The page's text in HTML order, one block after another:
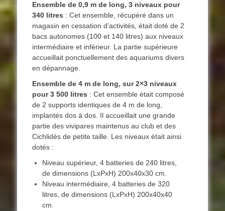
Ensemble de 0,9 m de long, 3 niveaux pour
340 litres : Cet ensemble, récupéré dans un
magasin en cessation d’activités, était doté de 2
bacs autonomes (100 et 140 litres) aux niveaux
intermédiaire et inférieur. La partie supérieure
accueillait ponctuellement des aquariums divers
en dépannage.
Ensemble de 4 m de long, sur 2×3 niveaux
pour 3 500 litres : Cet ensemble était composé
de 2 supports identiques de 4 m de long,
implantés dos à dos. Il accueillait une grande
partie des vivipares maintenus au club et des
Cichlidés de petite taille. Les niveaux était ainsi
dotés :
Niveau supérieur, 4 batteries de 240 litres,
de dimensions (LxPxH) 200x40x30 cm.
Niveau intermédiaire, 4 batteries de 320
litres, de dimensions (LxPxH) 200x40x40
cm.